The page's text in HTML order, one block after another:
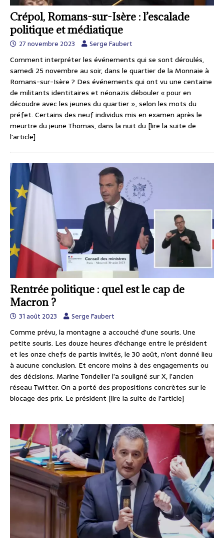
Crépol, Romans-sur-Isère : l’escalade
politique et médiatique
27 novembre 2023 Serge Faubert
Comment interpréter les événements qui se sont déroulés,
samedi 25 novembre au soir, dans le quartier de la Monnaie à
Romans-sur-Isère ? Des événements qui ont vu une centaine
de militants identitaires et néonazis débouler « pour en
découdre avec les jeunes du quartier », selon les mots du
préfet. Certains des neuf individus mis en examen après le
meurtre du jeune Thomas, dans la nuit du [lire la suite de
l'article]
Rentrée politique : quel est le cap de
Macron ?
31 août 2023 Serge Faubert
Comme prévu, la montagne a accouché d’une souris. Une
petite souris. Les douze heures d’échange entre le président
et les onze chefs de partis invités, le 30 août, n’ont donné lieu
à aucune conclusion. Et encore moins à des engagements ou
des décisions. Marine Tondelier l’a souligné sur X, l’ancien
réseau Twitter. On a porté des propositions concrètes sur le
blocage des prix. Le président [lire la suite de l'article]